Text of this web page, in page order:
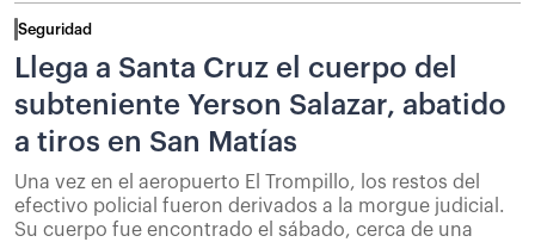
Seguridad
Llega a Santa Cruz el cuerpo del
subteniente Yerson Salazar, abatido
a tiros en San Matías
Una vez en el aeropuerto El Trompillo, los restos del
efectivo policial fueron derivados a la morgue judicial.
Su cuerpo fue encontrado el sábado, cerca de una